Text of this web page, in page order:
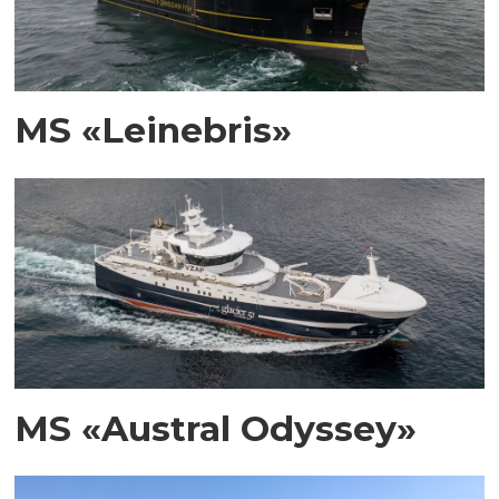
MS «Leinebris»
MS «Austral Odyssey»